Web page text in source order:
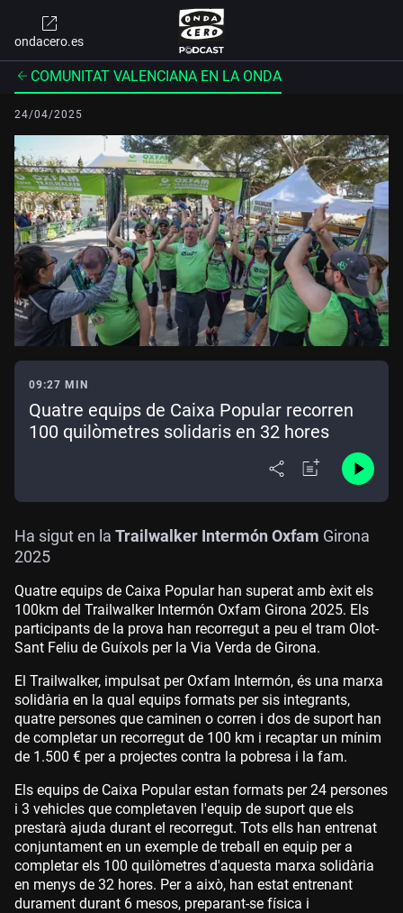
ondacero.es
COMUNITAT VALENCIANA EN LA ONDA
24/04/2025
09:27 MIN
Quatre equips de Caixa Popular recorren
100 quilòmetres solidaris en 32 hores
Ha sigut en la Trailwalker Intermón Oxfam Girona
2025
Quatre equips de Caixa Popular han superat amb èxit els
100km del Trailwalker Intermón Oxfam Girona 2025. Els
participants de la prova han recorregut a peu el tram Olot-
Sant Feliu de Guíxols per la Via Verda de Girona.
El Trailwalker, impulsat per Oxfam Intermón, és una marxa
solidària en la qual equips formats per sis integrants,
quatre persones que caminen o corren i dos de suport han
de completar un recorregut de 100 km i recaptar un mínim
de 1.500 € per a projectes contra la pobresa i la fam.
Els equips de Caixa Popular estan formats per 24 persones
i 3 vehicles que completaven l'equip de suport que els
prestarà ajuda durant el recorregut. Tots ells han entrenat
conjuntament en un exemple de treball en equip per a
completar els 100 quilòmetres d'aquesta marxa solidària
en menys de 32 hores. Per a això, han estat entrenant
durament durant 6 mesos, preparant-se física i